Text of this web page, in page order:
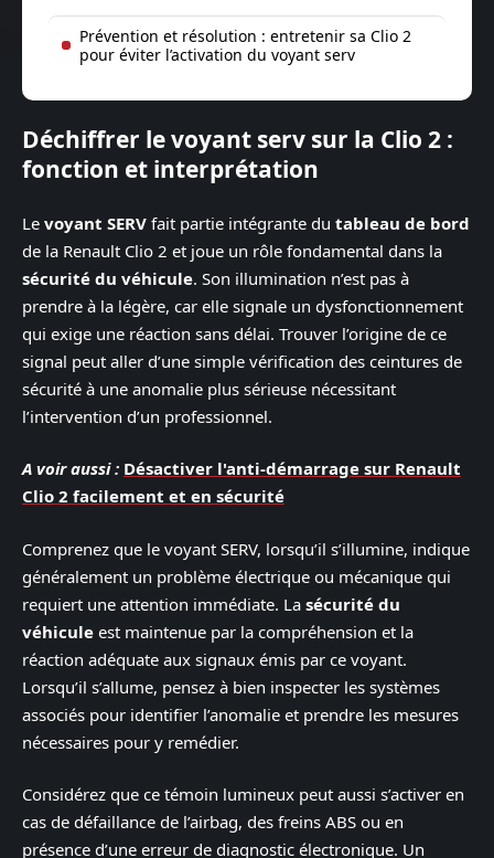
Prévention et résolution : entretenir sa Clio 2
pour éviter l’activation du voyant serv
Déchiffrer le voyant serv sur la Clio 2 :
fonction et interprétation
Le voyant SERV fait partie intégrante du tableau de bord
de la Renault Clio 2 et joue un rôle fondamental dans la
sécurité du véhicule. Son illumination n’est pas à
prendre à la légère, car elle signale un dysfonctionnement
qui exige une réaction sans délai. Trouver l’origine de ce
signal peut aller d’une simple vérification des ceintures de
sécurité à une anomalie plus sérieuse nécessitant
l’intervention d’un professionnel.
A voir aussi : Désactiver l'anti-démarrage sur Renault
Clio 2 facilement et en sécurité
Comprenez que le voyant SERV, lorsqu’il s’illumine, indique
généralement un problème électrique ou mécanique qui
requiert une attention immédiate. La sécurité du
véhicule est maintenue par la compréhension et la
réaction adéquate aux signaux émis par ce voyant.
Lorsqu’il s’allume, pensez à bien inspecter les systèmes
associés pour identifier l’anomalie et prendre les mesures
nécessaires pour y remédier.
Considérez que ce témoin lumineux peut aussi s’activer en
cas de défaillance de l’airbag, des freins ABS ou en
présence d’une erreur de diagnostic électronique. Un